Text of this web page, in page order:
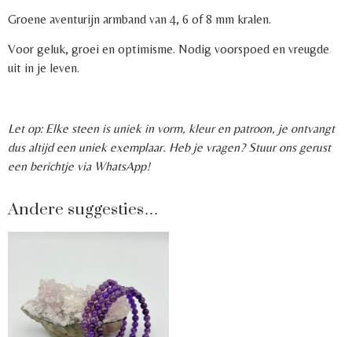
Groene aventurijn armband van 4, 6 of 8 mm kralen.
Voor geluk, groei en optimisme. Nodig voorspoed en vreugde
uit in je leven.
Let op: Elke steen is uniek in vorm, kleur en patroon, je ontvangt
dus altijd een uniek exemplaar. Heb je vragen? Stuur ons gerust
een berichtje via WhatsApp!
Andere suggesties…